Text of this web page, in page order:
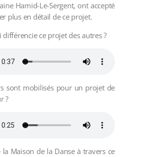
Hamid-Le-Sergent, ont accepté
plus en détail de ce projet.
différencie ce projet des autres ?
sont mobilisés pour un projet de
?
la Maison de la Danse à travers ce